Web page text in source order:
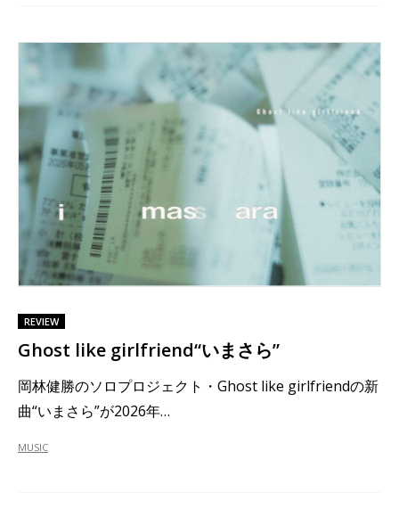
REVIEW
Ghost like girlfriend“いまさら”
岡林健勝のソロプロジェクト・Ghost like girlfriendの新
曲“いまさら”が2026年…
MUSIC